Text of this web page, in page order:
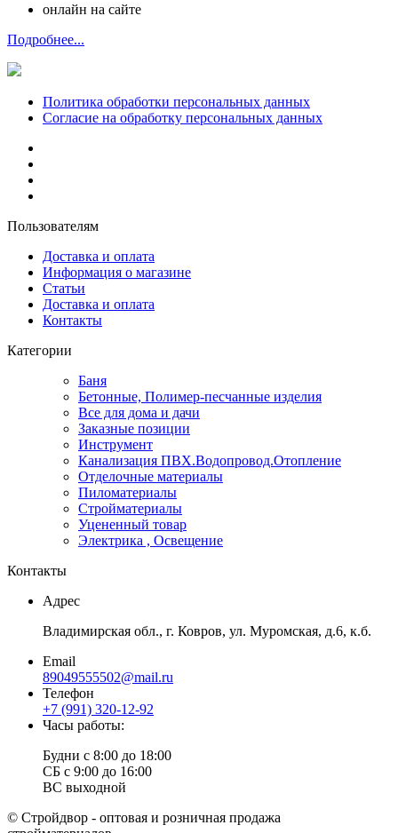
онлайн на сайте
Подробнее...
Политика обработки персональных данных
Согласие на обработку персональных данных
Пользователям
Доставка и оплата
Информация о магазине
Статьи
Доставка и оплата
Контакты
Категории
Баня
Бетонные, Полимер-песчанные изделия
Все для дома и дачи
Заказные позиции
Инструмент
Канализация ПВХ.Водопровод.Отопление
Отделочные материалы
Пиломатериалы
Стройматериалы
Уцененный товар
Электрика , Освещение
Контакты
Адрес
Владимирская обл., г. Ковров, ул. Муромская, д.6, к.б.
Email
89049555502@mail.ru
Телефон
+7 (991) 320-12-92
Часы работы:
Будни с 8:00 до 18:00
СБ с 9:00 до 16:00
ВС выходной
© Стройдвор - оптовая и розничная продажа